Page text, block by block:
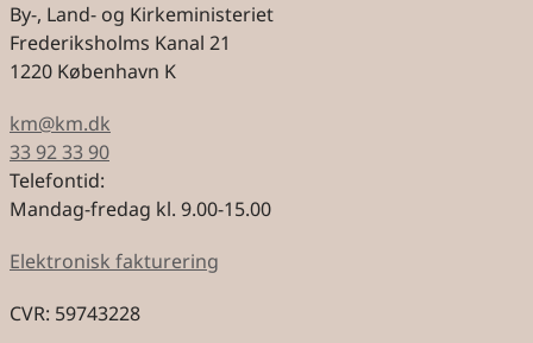
By-, Land- og Kirkeministeriet
Frederiksholms Kanal 21
1220 København K
km@km.dk
33 92 33 90
Telefontid:
Mandag-fredag kl. 9.00-15.00
Elektronisk fakturering
CVR: 59743228